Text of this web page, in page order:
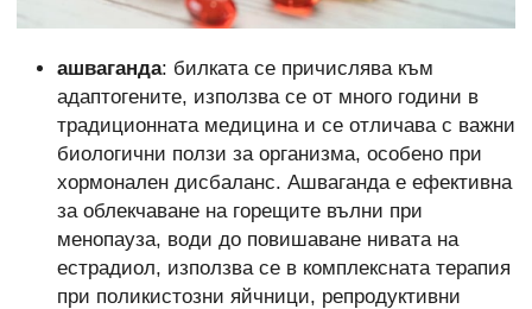
ашваганда: билката се причислява към
адаптогените, използва се от много години в
традиционната медицина и се отличава с важни
биологични ползи за организма, особено при
хормонален дисбаланс. Ашваганда е ефективна
за облекчаване на горещите вълни при
менопауза, води до повишаване нивата на
естрадиол, използва се в комплексната терапия
при поликистозни яйчници, репродуктивни